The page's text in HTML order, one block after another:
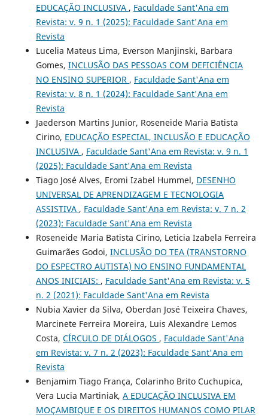
EDUCAÇÃO INCLUSIVA , Faculdade Sant'Ana em
Revista: v. 9 n. 1 (2025): Faculdade Sant'Ana em
Revista
Lucelia Mateus Lima, Everson Manjinski, Barbara
Gomes, INCLUSÃO DAS PESSOAS COM DEFICIÊNCIA
NO ENSINO SUPERIOR , Faculdade Sant'Ana em
Revista: v. 8 n. 1 (2024): Faculdade Sant'Ana em
Revista
Jaederson Martins Junior, Roseneide Maria Batista
Cirino, EDUCAÇÃO ESPECIAL, INCLUSÃO E EDUCAÇÃO
INCLUSIVA , Faculdade Sant'Ana em Revista: v. 9 n. 1
(2025): Faculdade Sant'Ana em Revista
Tiago José Alves, Eromi Izabel Hummel, DESENHO
UNIVERSAL DE APRENDIZAGEM E TECNOLOGIA
ASSISTIVA , Faculdade Sant'Ana em Revista: v. 7 n. 2
(2023): Faculdade Sant'Ana em Revista
Roseneide Maria Batista Cirino, Leticia Izabela Ferreira
Guimarães Godoi, INCLUSÃO DO TEA (TRANSTORNO
DO ESPECTRO AUTISTA) NO ENSINO FUNDAMENTAL
ANOS INICIAIS: , Faculdade Sant'Ana em Revista: v. 5
n. 2 (2021): Faculdade Sant'Ana em Revista
Nubia Xavier da Silva, Oberdan José Teixeira Chaves,
Marcinete Ferreira Moreira, Luis Alexandre Lemos
Costa, CÍRCULO DE DIÁLOGOS , Faculdade Sant'Ana
em Revista: v. 7 n. 2 (2023): Faculdade Sant'Ana em
Revista
Benjamim Tiago França, Colarinho Brito Cuchupica,
Vera Lucia Martiniak, A EDUCAÇÃO INCLUSIVA EM
MOÇAMBIQUE E OS DIREITOS HUMANOS COMO PILAR